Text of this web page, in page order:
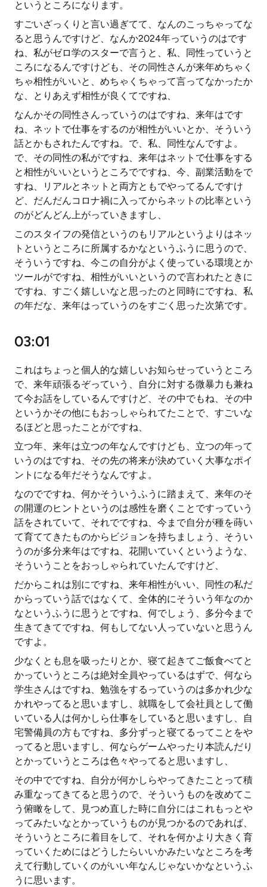
というところになります。
すごいざっくりと言い過ぎてて、なんのこっちゃってな
ると思うんですけど、なんか2024年っていうのはです
ね、私がゼロ学のスターで言うと、私、同性っていうと
ころになるんですけども、その同性さんが来年めちゃく
ちゃ相性がいいと、めちゃくちゃって言ってなかったか
な、とりあえず相性が良くてですね、
なんかその同性さんっていうのはですね、来年はです
ね、ネットで仕事をするのが相性がいいとか、そういう
話とかもされたんですね。で、私、同性なんですよ。
で、その同性の私がですね、来年はネットで仕事をする
と相性がいいというところでですね、今、副業活動をで
すね、リアルとネットと両方ともでやってるんですけ
ど、だんだんコロナ禍に入ってからネットの比率という
のがどんどん上がっていきますし、
このスタイフの発信というのもリアルというよりはネッ
トというところに所属するかなというふうに思うので、
そういうですね、今この自分がよく使っている環境とか
ツールがですね、相性がいいというので言われたときに
ですね、すごく嬉しいなと思ったのと同時にですね、私
の年だな、来年はっていうのをすごく思った次第です。
03:01
これはちょっと個人的な嬉しいお知らせっていうところ
で、来年頑張るぞっていう、自分に対する微暴力も兼ね
て今お話をしているんですけど、その中でもね、その中
というかその他にもおっしゃられてたことで、すごいな
るほどと思ったことがですね、
立つ年、来年は立つの年なんですけども、立つの年って
いうのはですね、その先の将来が決めていく大事なポイ
ントになる年だそうなんですよ。
なのでですね、何かそういうふうに踏まえて、来年のそ
の開運のヒントというのは感性を磨くことですっていう
話をされていて、それでですね、今まで自分が種を蒔い
て育ててきたものからビジョンを持ちましょう、そうい
うのが多分来年はですね、花開いていくというような、
そういうことをおっしゃられていたんですけど、
だからこれは別にですね、来年相性がいい、同性の私だ
からっていう話ではなくて、全体的にそういう年なのか
なというふうに思うとですね、何でしょう、多分今まで
生きてきてですね、何もしてない人っていないと思うん
ですよ。
少なくとも息を吸ったりとか、寝て起きてご飯食べてと
かっていうところは絶対全員やっているはずで、何なら
学生さんはですね、勉強をするっていうのは多かれ少な
かれやってると思いますし、就職をして会社員として働
いている人は何かしら仕事をしていると思いますし、自
宅警備員の方もですね、多分ずっと寝てるってことをや
ってると思いますし、何ならゲームやったり本読んだり
とかっていうところは色々やってると思いますし、
その中でですね、自分が何かしらやってきたことって積
み重なってきてると思うので、そういうものを改めてこ
う俯瞰をして、見つめ直した時に自分にはこれもっとや
ってみたいなとかっていうものが見つかるのであれば、
そういうところに着目をして、それを何かより大きく育
っていくためにはどうしたらいいかみたいなところを考
えて行動していくのがいい年なんじゃないかなというふ
うに思います。